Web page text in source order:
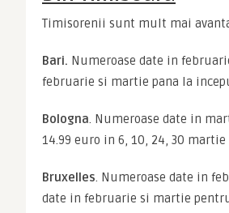
Timisorenii sunt mult mai
Bari. Numeroase date in
februarie si martie pana la
Bologna. Numeroase date in
14.99 euro in 6, 10, 24, 30
Bruxelles. Numeroase date in
date in februarie si martie